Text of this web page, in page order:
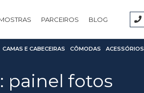
PARCEIROS BLOG
CAMAS E CABECEIRAS CÔMODAS ACESSÓRIOS
painel fotos